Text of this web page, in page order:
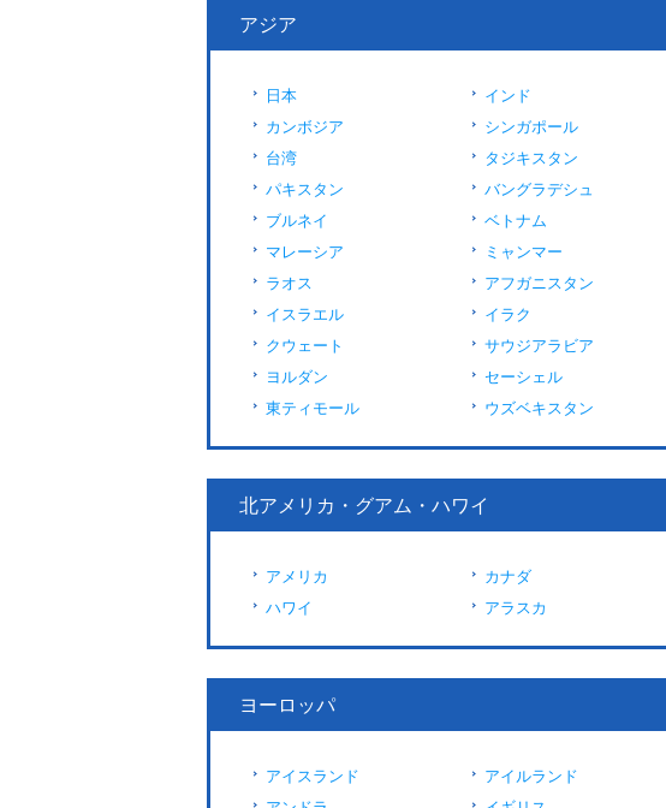
アジア
日本 インド
カンボジア
シンガポール
台湾
タジキスタン
パキスタン
バングラデシュ
ブルネイ
ベトナム
マレーシア
ミャンマー
ラオス
アフガニスタン
イスラエル
イラク
クウェート
サウジアラビア
ヨルダン
セーシェル
東ティモール
ウズベキスタン
北アメリカ・グアム・ハワイ
アメリカ カナダ
ハワイ
アラスカ
ヨーロッパ
アイスランド アイルランド